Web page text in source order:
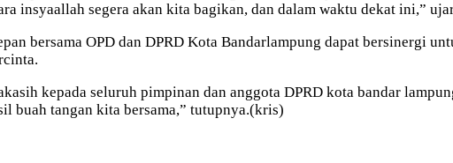
insyaallah segera akan kita bagikan, dan dalam waktu dekat ini,”
bersama OPD dan DPRD Kota Bandarlampung dapat bersinergi
kepada seluruh pimpinan dan anggota DPRD kota bandar
buah tangan kita bersama,” tutupnya.(kris)